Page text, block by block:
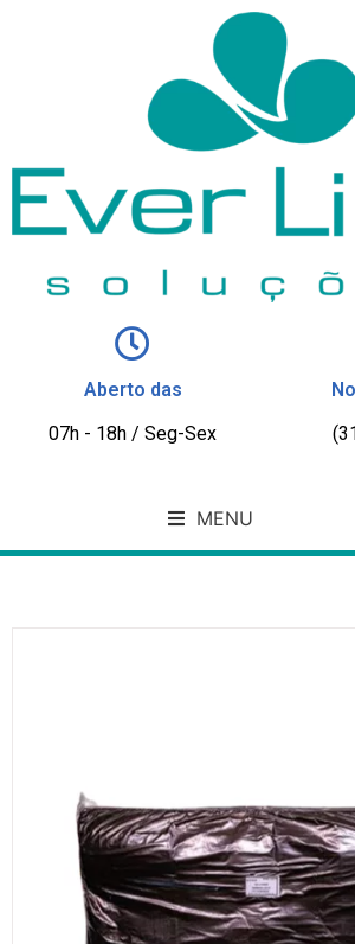
Aberto das
07h - 18h / Seg-Sex
MENU